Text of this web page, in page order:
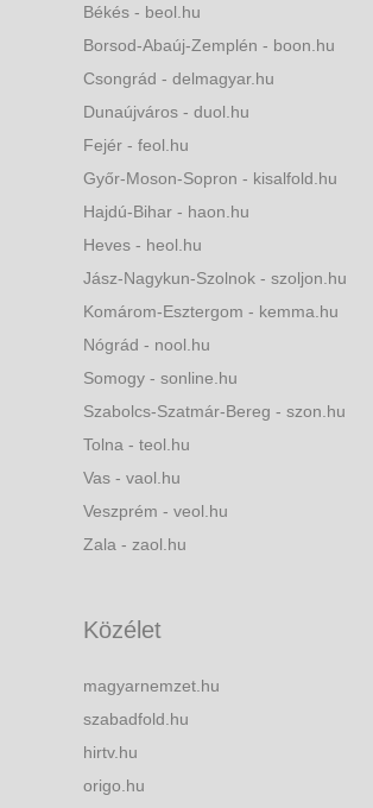
Békés - beol.hu
Borsod-Abaúj-Zemplén - boon.hu
Csongrád - delmagyar.hu
Dunaújváros - duol.hu
Fejér - feol.hu
Győr-Moson-Sopron - kisalfold.hu
Hajdú-Bihar - haon.hu
Heves - heol.hu
Jász-Nagykun-Szolnok - szoljon.hu
Komárom-Esztergom - kemma.hu
Nógrád - nool.hu
Somogy - sonline.hu
Szabolcs-Szatmár-Bereg - szon.hu
Tolna - teol.hu
Vas - vaol.hu
Veszprém - veol.hu
Zala - zaol.hu
Közélet
magyarnemzet.hu
szabadfold.hu
hirtv.hu
origo.hu